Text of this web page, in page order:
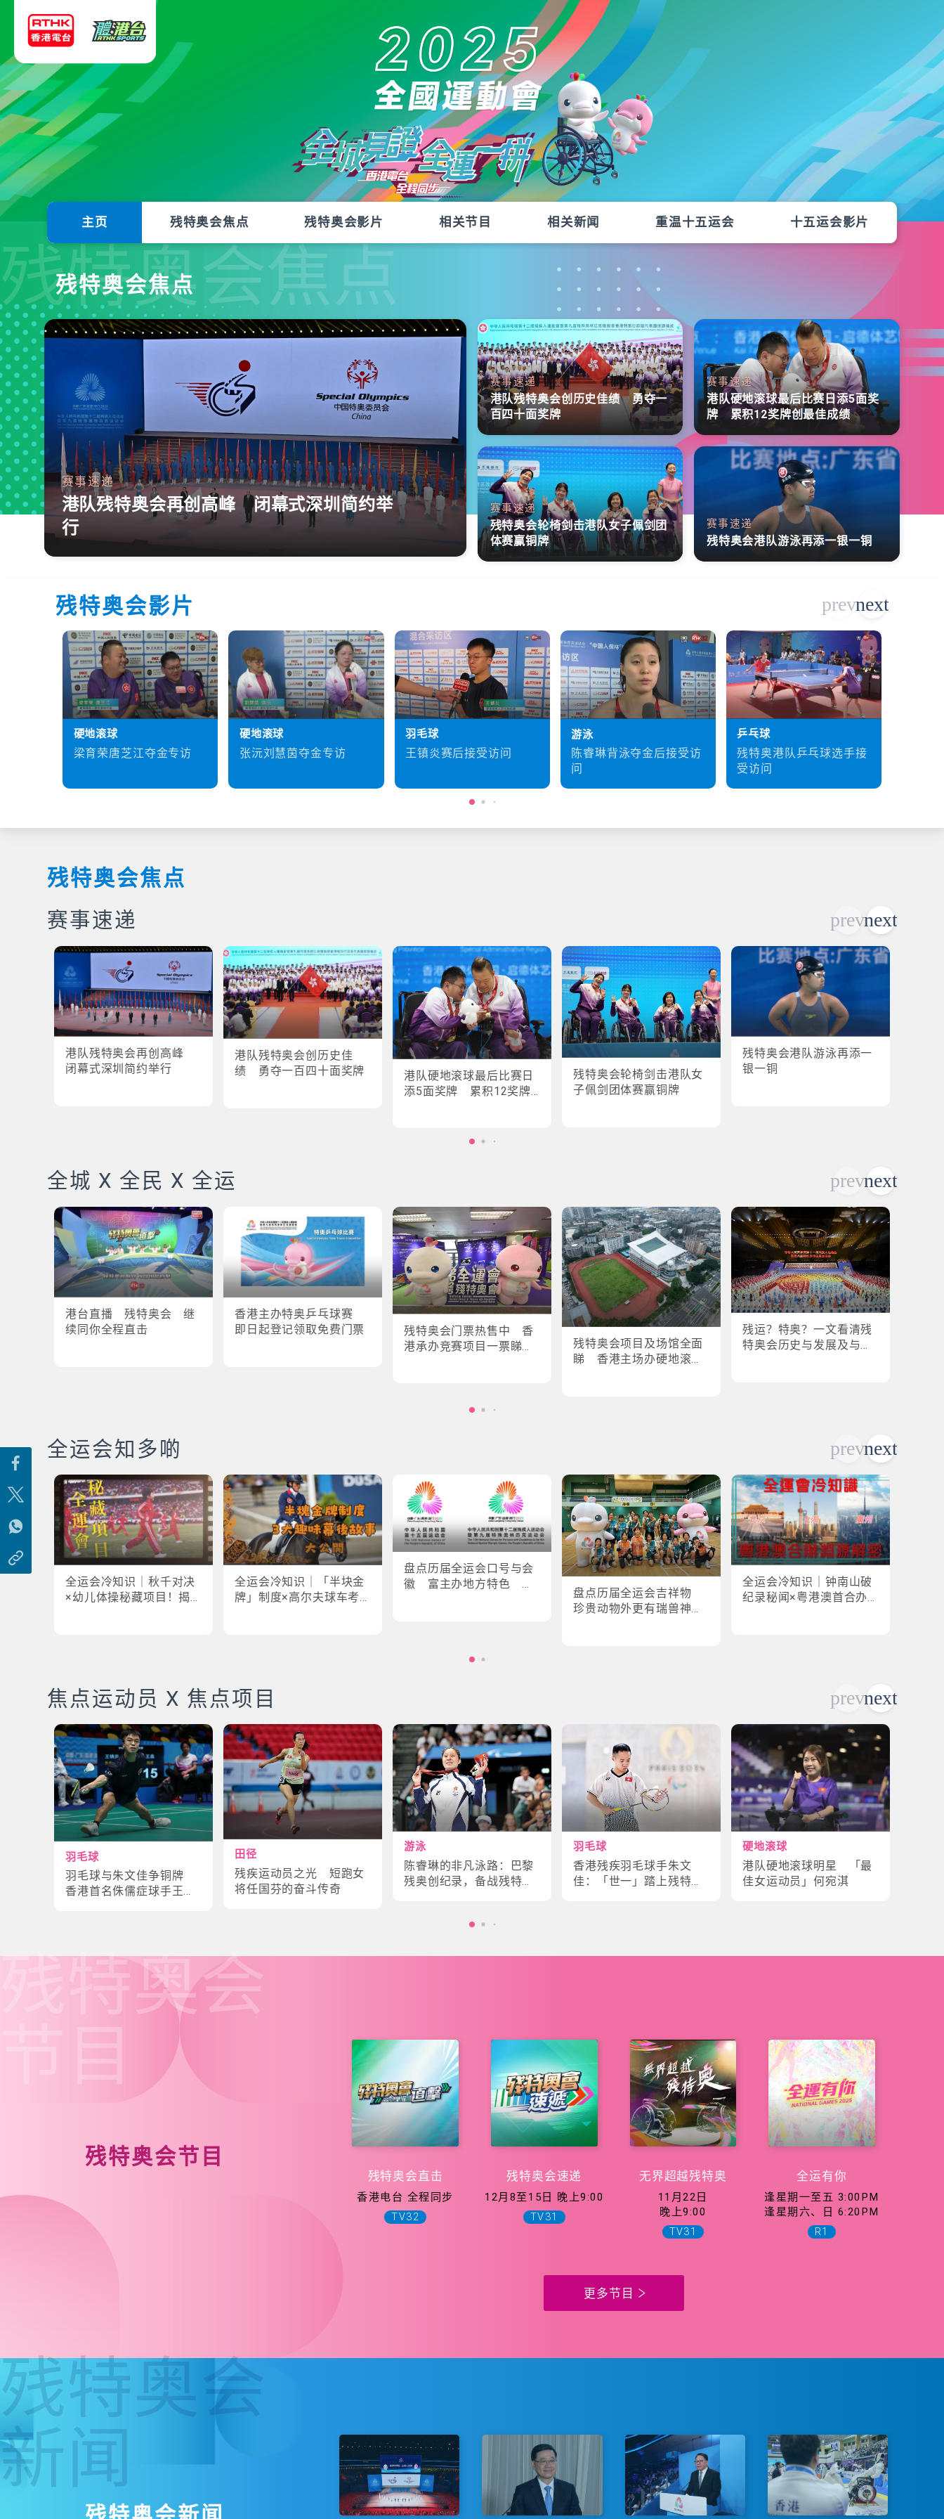
主页 残特奥会焦点 残特奥会影片 相关节目 相关新闻 重温十五运会 十五运会影片
残特奥会焦点
残特奥会焦点
赛事速递
港队残特奥会再创高峰 闭幕式深圳简约举
行
赛事速递
港队残特奥会创历史佳绩 勇夺一
百四十面奖牌
赛事速递
港队硬地滚球最后比赛日添5面奖
牌 累积12奖牌创最佳成绩
赛事速递
残特奥会轮椅剑击港队女子佩剑团
体赛赢铜牌
赛事速递
残特奥会港队游泳再添一银一铜
残特奥会影片
硬地滚球
梁育荣唐芝江夺金专访
硬地滚球
张沅刘慧茵夺金专访
羽毛球
王镇炎赛后接受访问
游泳
陈睿琳背泳夺金后接受访
问
乒乓球
残特奥港队乒乓球选手接
受访问
残特奥会焦点
赛事速递
港队残特奥会再创高峰
闭幕式深圳简约举行
港队残特奥会创历史佳
绩 勇夺一百四十面奖牌
港队硬地滚球最后比赛日
添5面奖牌 累积12奖牌
残特奥会轮椅剑击港队女
子佩剑团体赛赢铜牌
残特奥会港队游泳再添一
银一铜
全城 X 全民 X 全运
港台直播 残特奥会 继
续同你全程直击
香港主办特奥乒乓球赛
即日起登记领取免费门票
残特奥会门票热售中 香
港承办竞赛项目一票睇所
残特奥会项目及场馆全面
睇 香港主场办硬地滚球
残运？特奥？一文看清残
特奥会历史与发展及与全
全运会知多啲
全运会冷知识｜秋千对决
×幼儿体操秘藏项目！揭
全运会冷知识｜「半块金
牌」制度×高尔夫球车考
盘点历届全运会口号与会
徽 富主办地方特色 数
盘点历届全运会吉祥物
珍贵动物外更有瑞兽神话
全运会冷知识｜钟南山破
纪录秘闻×粤港澳首合办
焦点运动员 X 焦点项目
羽毛球
羽毛球与朱文佳争铜牌
香港首名侏儒症球手王镇
田径
残疾运动员之光 短跑女
将任国芬的奋斗传奇
游泳
陈睿琳的非凡泳路：巴黎
残奥创纪录，备战残特奥
羽毛球
香港残疾羽毛球手朱文
佳：「世一」踏上残特奥
硬地滚球
港队硬地滚球明星 「最
佳女运动员」何宛淇
残特奥会节目
残特奥会
残特奥会直击
香港电台 全程同步
TV32
残特奥会速递
12月8至15日 晚上9:00
TV31
无界超越残特奥
11月22日
晚上9:00
TV31
全运有你
逢星期一至五 3:00PM
逢星期六、日 6:20PM
R1
更多节目
残特奥会
新闻